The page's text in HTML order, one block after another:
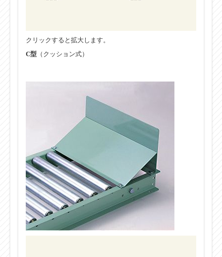
クリックすると拡大します。
C型 （クッション式）